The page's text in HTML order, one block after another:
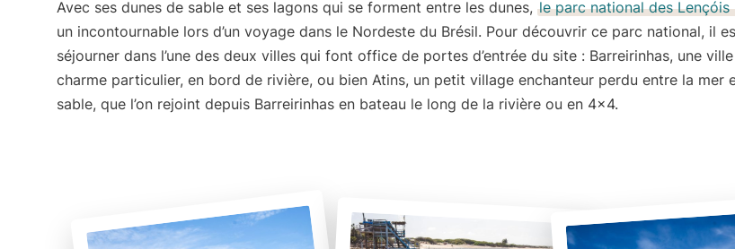
Avec ses dunes de sable et ses lagons qui se forment entre les dunes, le parc national des Lençóis
un incontournable lors d’un voyage dans le Nordeste du Brésil. Pour découvrir ce parc national, il
séjourner dans l’une des deux villes qui font office de portes d’entrée du site : Barreirinhas, une
charme particulier, en bord de rivière, ou bien Atins, un petit village enchanteur perdu entre la mer
sable, que l’on rejoint depuis Barreirinhas en bateau le long de la rivière ou en 4×4.